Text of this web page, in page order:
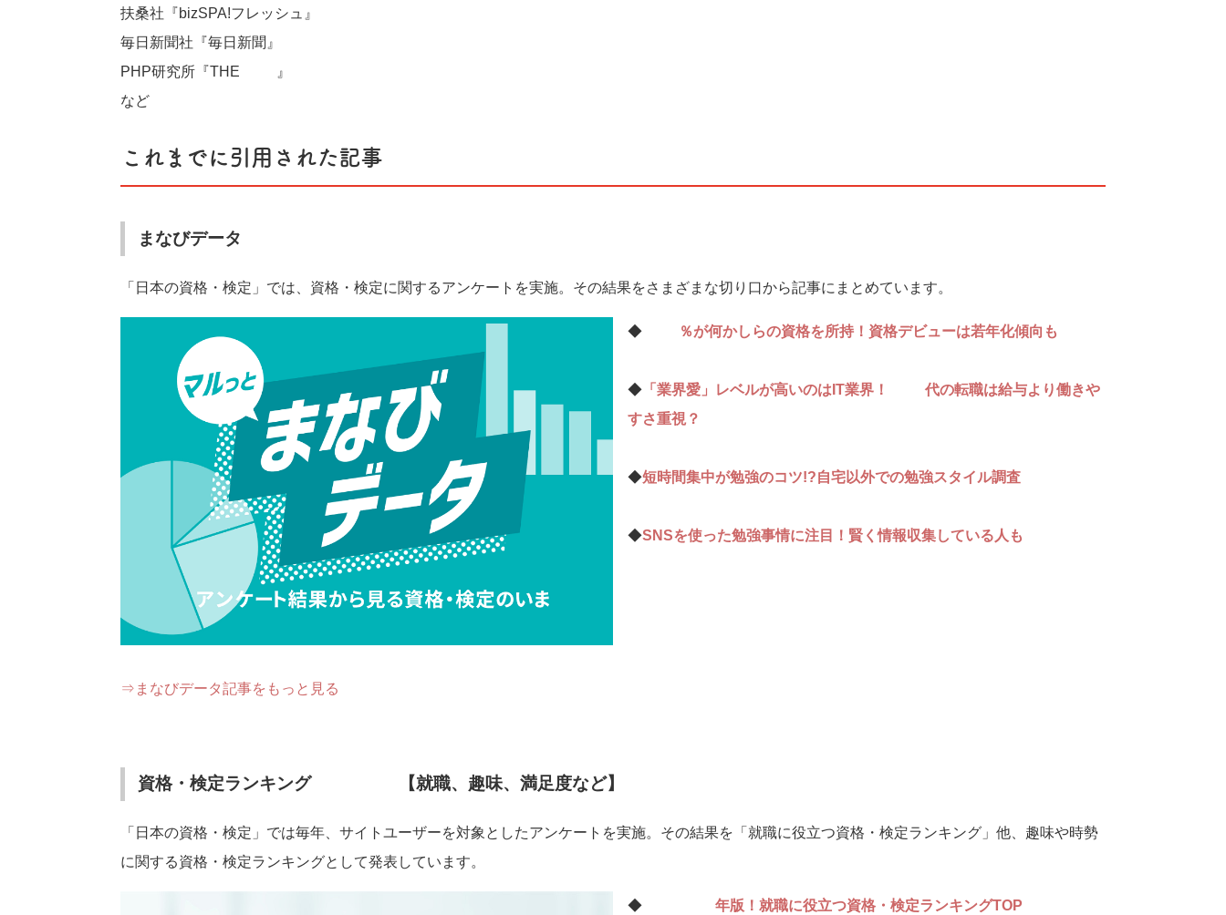
扶桑社『bizSPA!フレッシュ』
毎日新聞社『毎日新聞』
PHP研究所『THE21』
など
これまでに引用された記事
まなびデータ
「日本の資格・検定」では、資格・検定に関するアンケートを実施。その結果をさまざまな切り口から記事にまとめています。
◆ 99％が何かしらの資格を所持！資格デビューは若年化傾向も
◆ 「業界愛」レベルが高いのはIT業界！20代の転職は給与より働きや
すさ重視？
◆短時間集中が勉強のコツ!?自宅以外での勉強スタイル調査
◆SNSを使った勉強事情に注目！賢く情報収集している人も
⇒まなびデータ記事をもっと見る
資格・検定ランキング2025【就職、趣味、満足度など】
「日本の資格・検定」では毎年、サイトユーザーを対象としたアンケートを実施。その結果を「就職に役立つ資格・検定ランキング」他、趣味や時勢
に関する資格・検定ランキングとして発表しています。
◆ 2025年版！就職に役立つ資格・検定ランキングTOP30